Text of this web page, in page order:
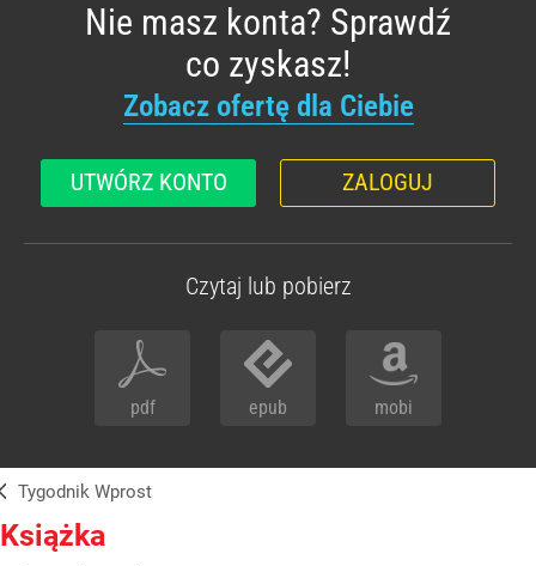
Nie masz konta? Sprawdź
co zyskasz!
Zobacz ofertę dla Ciebie
UTWÓRZ KONTO ZALOGUJ
Czytaj lub pobierz
pdf epub mobi
Tygodnik Wprost
Książka